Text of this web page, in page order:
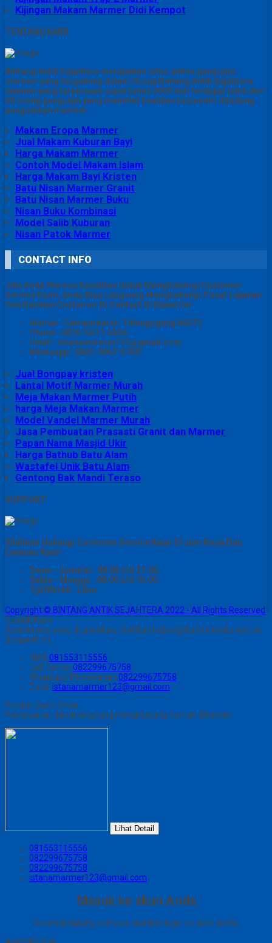
Kijingan Makam Marmer Didi Kempot
TENTANG KAMI
Bintang Antik Sejahtera merupakan situs online pengrajin
marmer yang tergabung dalam Group Bintang Antik Sejahtera
layanan yang terpercaya sejak tahun 2009 dan terdapat lebih dari
50 orang pengrajin yang memiliki keahlian tersendiri dibidang
pengolahan marmer.
Makam Eropa Marmer
Jual Makam Kuburan Bayi
Harga Makam Marmer
Contoh Model Makam Islam
Harga Makam Bayi Kristen
Batu Nisan Marmer Granit
Batu Nisan Marmer Buku
Nisan Buku Kombinasi
Model Salib Kuburan
Nisan Patok Marmer
CONTACT INFO
Jika Anda Merasa Kesulitan Untuk Menghubungi Customer
Service Kami, Anda Bisa Langsung Menghubungi Pusat Layanan
Dan Keluhan Customer Di Contact Di Bawah Ini
Alamat : Campurdarat, Tulungagung 66272
Phone : 0815-5311-5556
Email : istanamarmer123@gmail.com
Whatsapp : 0822-9967-5758
Jual Bongpay kristen
Lantai Motif Marmer Murah
Meja Makan Marmer Putih
harga Meja Makan Marmer
Model Vandel Marmer Murah
Jasa Pembuatan Prasasti Granit dan Marmer
Papan Nama Masjid Ukir
Harga Bathub Batu Alam
Wastafel Unik Batu Alam
Gentong Bak Mandi Teraso
SUPPORT
Silahkan Hubungi Customer Service Kami Di Jam Kerja Dan
Layanan Kami
Senin - Juma'at : 08.00 s/d 21.00
Sabtu - Minggu : 08.00 s/d 16.00
Tgl Merah : Libur
Copyright © BINTANG ANTIK SEJAHTERA 2022 - All Rights Reserved
Kontak Kami
Apabila ada yang ditanyakan, silahkan hubungi kami melalui kontak
di bawah ini.
SMS 081553115556
Call Center 082299675758
Whatsapp Pemesanan 082299675758
Email istanamarmer123@gmail.com
Produk Quick Order
Pemesanan dapat langsung menghubungi kontak dibawah:
Lihat Detail
081553115556
082299675758
082299675758
istanamarmer123@gmail.com
Masuk ke akun Anda
Selamat datang kembali, silahkan login ke akun Anda.